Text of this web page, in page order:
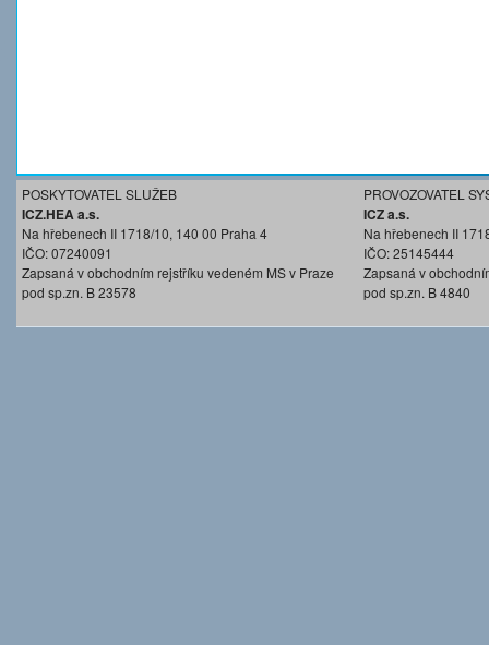
POSKYTOVATEL SLUŽEB
ICZ.HEA a.s.
Na hřebenech II 1718/10, 140 00 Praha 4
IČO: 07240091
Zapsaná v obchodním rejstříku vedeném MS v Praze
pod sp.zn. B 23578
PROVOZOVATEL
ICZ a.s.
Na hřebenech II
IČO: 25145444
Zapsaná v
pod sp.zn. B 4840